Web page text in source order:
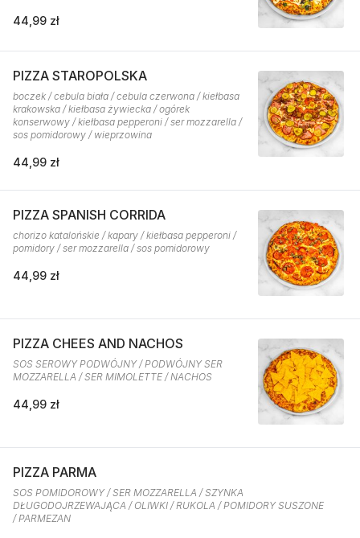
44,99 zł
PIZZA STAROPOLSKA
boczek / cebula biała / cebula czerwona / kiełbasa
krakowska / kiełbasa żywiecka / ogórek
konserwowy / kiełbasa pepperoni / ser mozzarella /
sos pomidorowy / wieprzowina
44,99 zł
PIZZA SPANISH CORRIDA
chorizo katalońskie / kapary / kiełbasa pepperoni /
pomidory / ser mozzarella / sos pomidorowy
44,99 zł
PIZZA CHEES AND NACHOS
SOS SEROWY PODWÓJNY / PODWÓJNY SER
MOZZARELLA / SER MIMOLETTE / NACHOS
44,99 zł
PIZZA PARMA
SOS POMIDOROWY / SER MOZZARELLA / SZYNKA
DŁUGODOJRZEWAJĄCA / OLIWKI / RUKOLA / POMIDORY SUSZONE
/ PARMEZAN